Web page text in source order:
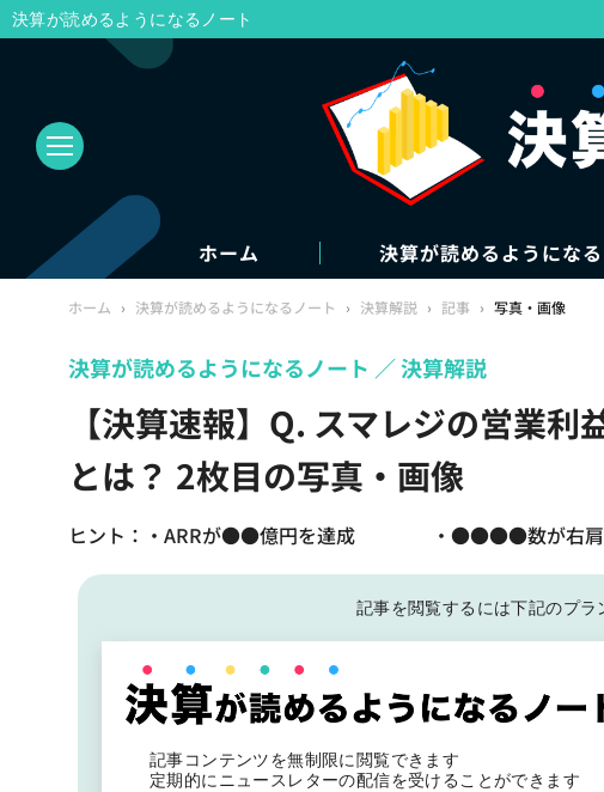
ホーム 決算が読めるようにな
ホーム › 決算が読めるようになるノート › 決算解説 › 記事 › 写真・画像
【決算速報】Q. スマレジの営業
とは？ 2枚目の写真・画像
ヒント：・ARRが●●億円を達成 ・●●●●数が
決算が読めるようになるノート 決算解説
記事を閲覧するには下記のプラ
記事コンテンツを無制限に閲覧できます
定期的にニュースレターの配信を受けることができます
決算が読めるようになるノート